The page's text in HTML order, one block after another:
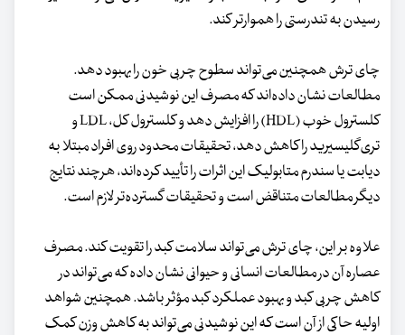
رسیدن به تندرستی را هموارتر کند.
چای ترش همچنین می‌تواند سطوح چربی خون را بهبود دهد.
مطالعات نشان داده‌اند که مصرف این نوشیدنی ممکن است
کلسترول خوب (HDL) را افزایش دهد و کلسترول کل، LDL و
تری‌گلیسیرید را کاهش دهد، تحقیقات محدود روی افراد مبتلا به
دیابت یا سندرم متابولیک این اثرات را تأیید کرده‌اند، هرچند نتایج
دیگر مطالعات متناقض است و تحقیقات گسترده‌تر لازم است.
علاوه بر این، چای ترش می‌تواند سلامت کبد را تقویت کند. مصرف
عصاره آن در مطالعات انسانی و حیوانی نشان داده که می‌تواند در
کاهش چربی کبد و بهبود عملکرد کبد مؤثر باشد. همچنین شواهد
اولیه حاکی از آن است که این نوشیدنی می‌تواند به کاهش وزن کمک